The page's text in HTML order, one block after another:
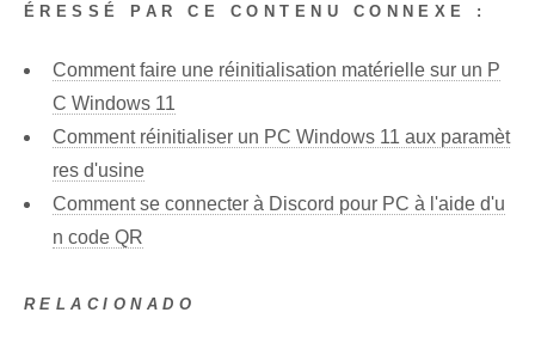
ÉRESSÉ PAR CE CONTENU CONNEXE :
Comment faire une réinitialisation matérielle sur un P
C Windows 11
Comment réinitialiser un PC Windows 11 aux paramèt
res d'usine
Comment se connecter à Discord pour PC à l'aide d'u
n code QR
RELACIONADO